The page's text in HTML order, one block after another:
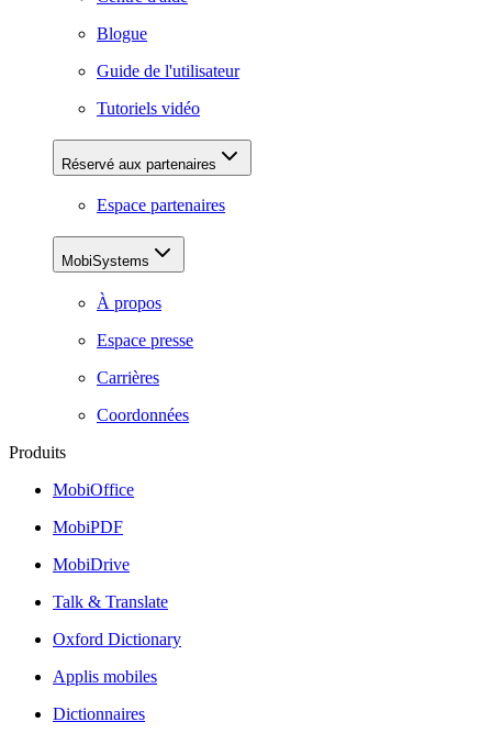
Blogue
Guide de l'utilisateur
Tutoriels vidéo
Réservé aux partenaires
Espace partenaires
MobiSystems
À propos
Espace presse
Carrières
Coordonnées
Produits
MobiOffice
MobiPDF
MobiDrive
Talk & Translate
Oxford Dictionary
Applis mobiles
Dictionnaires